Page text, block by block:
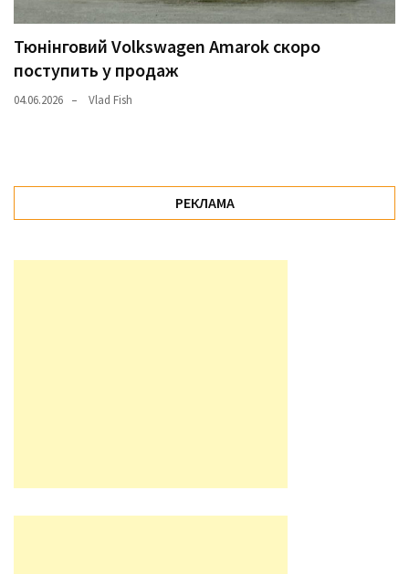
Тюнінговий Volkswagen Amarok скоро
поступить у продаж
04.06.2026 Vlad Fish
РЕКЛАМА